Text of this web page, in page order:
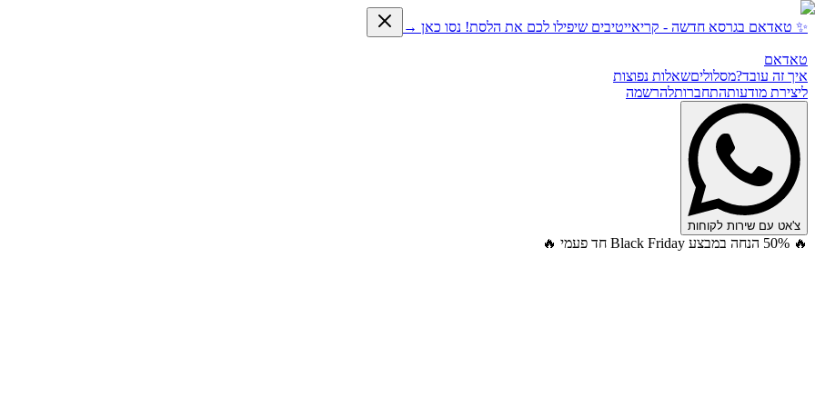
✨ טאדאם בגרסא חדשה - קריאייטיבים שיפילו לכם את הלסת! נסו כאן →
טאדאם
איך זה עובד?מסלוליםשאלות נפוצות
ליצירת מודעותהתחברותלהרשמה
צ'אט עם שירות לקוחות
🔥 50% הנחה במבצע Black Friday חד פעמי 🔥